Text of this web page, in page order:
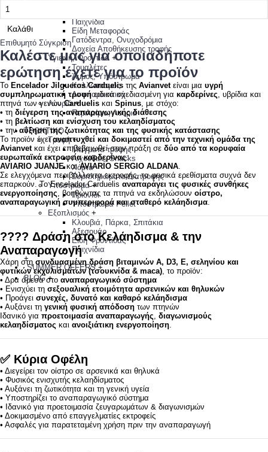
Παιχνίδια
Είδη Μεταφοράς
Γατόδεντρα, Ονυχοδρόμια
Δοχεία Αποθήκευσης τροφής
Υγιεινή, Φροντίδα +
Τουαλέτες
Άμμος, Υπόστρωμα
Καλλωπισμός
Αντιπαρασιτικά
Λουριά+
Περιλαίμια, Λουριά
+
ΤΡΩΚΤΙΚΟ
Τροφή+
Μείγματα τροφής
Λιχουδιές, Snacks
Χόρτα
Συμπληρώματα Διατροφής
Υπόστρωμα+
Πριονίδι
Υπόστρωμα Pellet
Εξοπλισμός +
Κλουβιά, Πάρκα, Σπιτάκια
Αξεσουάρ
Είδη Φροντίδας
Παιχνίδια
+
SUMMER OFFERS +
BLOG +
Καλάθι
Επιθυμητό Σύγκριση
Καλέστε μας για οποιαδήποτε
ερώτηση έχετε για το προϊόν
Το Encelador Jilgueros Carduelis της Avianvetείναι μια υγρή
συμπληρωματική τροφήειδικά σχεδιασμένη για καρδερίνες, υβρίδια και
πτηνά των γενώνCarduelis και Spinus, με στόχο:
• τη διέγερση της αναπαραγωγικής διάθεσης
• τη βελτίωση και ενίσχυση του κελαηδίσματος
• την αύξηση της ζωτικότητας και της φυσικής κατάστασης
Το προϊόν έχειαναπτυχθεί και δοκιμαστεί από την τεχνική ομάδα της
Avianvetκαι έχει επιβεβαιωθεί στην πράξη σε δύο από τα κορυφαία
ευρωπαϊκά εκτροφεία καρδερίνας:
AVIARIO JUANJEκαιAVIARIO SERGIO ALDANA.
Σε ελεγχόμενα περιβάλλοντα εκτροφής, τα φυσικά ερεθίσματα συχνά δεν
επαρκούν. Το Encelador Carduelis αναπαράγει τις φυσικές συνθήκες
ενεργοποίησης, βοηθώντας τα πτηνά να εκδηλώσουν οίστρο,
αναπαραγωγική συμπεριφορά και σταθερό κελάηδισμα.
???? Δράση στο Κελάηδισμα & την
Αναπαραγωγή
Χάρη στησυνδυασμένη δράση βιταμινών A, D3, E, σεληνίου και
φυτικών εκχυλισμάτων (τσουκνίδα & maca), το προϊόν:
• Δρα άμεσα στο αναπαραγωγικό σύστημα
• Ενισχύει τη σεξουαλική ετοιμότητα αρσενικών και θηλυκών
• Προάγει συνεχές, δυνατό και καθαρό κελάηδισμα
• Αυξάνει τη γενική φυσική απόδοση των πτηνών
Ιδανικό για προετοιμασία αναπαραγωγής, διαγωνισμούς
κελαηδίσματος και ανοιξιάτικη ενεργοποίηση.
✅ Κύρια Οφέλη
• Διεγείρει τον οίστρο σε αρσενικά και θηλυκά
• Φυσικός ενισχυτής κελαηδίσματος
• Αυξάνει τη ζωτικότητα και τη γενική υγεία
• Υποστηρίζει το αναπαραγωγικό σύστημα
• Ιδανικό για προετοιμασία ζευγαρωμάτων & διαγωνισμών
• Δοκιμασμένο από επαγγελματίες εκτροφείς
• Ασφαλές για παρατεταμένη χρήση πριν την αναπαραγωγή